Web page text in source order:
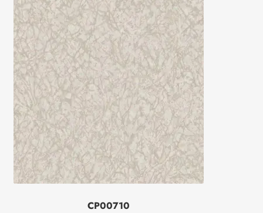
CP00710